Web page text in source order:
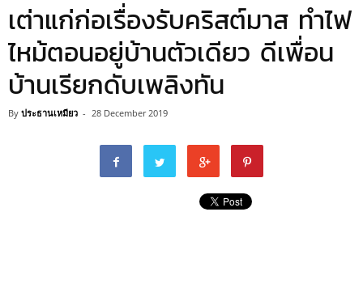
เต่าแก่ก่อเรื่องรับคริสต์มาส ทำไฟ
ไหม้ตอนอยู่บ้านตัวเดียว ดีเพื่อน
บ้านเรียกดับเพลิงทัน
By ประธานเหมียว - 28 December 2019